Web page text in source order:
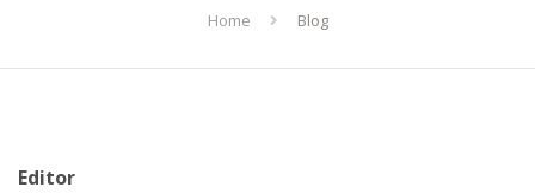
Home Blog
Editor